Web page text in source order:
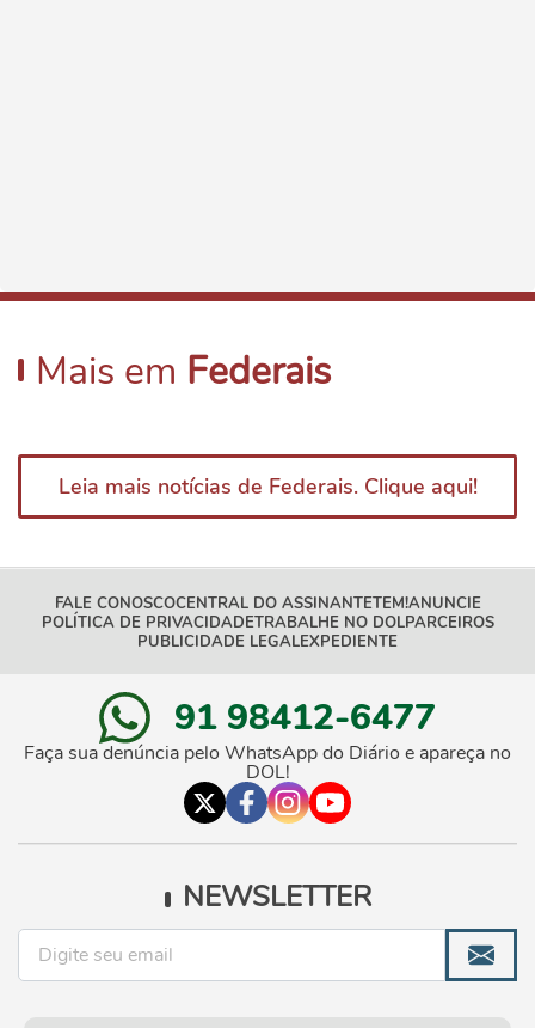
Mais em Federais
Leia mais notícias de Federais. Clique aqui!
FALE CONOSCOCENTRAL DO ASSINANTETEM!ANUNCIE
POLÍTICA DE PRIVACIDADETRABALHE NO DOLPARCEIROS
PUBLICIDADE LEGALEXPEDIENTE
91 98412-6477
Faça sua denúncia pelo WhatsApp do Diário e apareça no
DOL!
NEWSLETTER